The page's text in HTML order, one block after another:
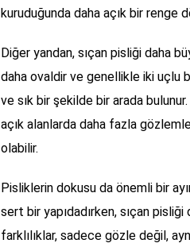
kuruduğunda daha açık bir renge
Diğer yandan, sıçan pisliği daha
daha ovaldir ve genellikle iki uçlu
ve sık bir şekilde bir arada
açık alanlarda daha fazla
olabilir.
Pisliklerin dokusu da önemli bir
sert bir yapıdadırken, sıçan
farklılıklar, sadece gözle değil,